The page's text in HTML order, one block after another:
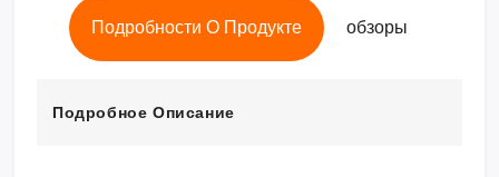
Подробности О Продукте обзоры
Подробное Описание